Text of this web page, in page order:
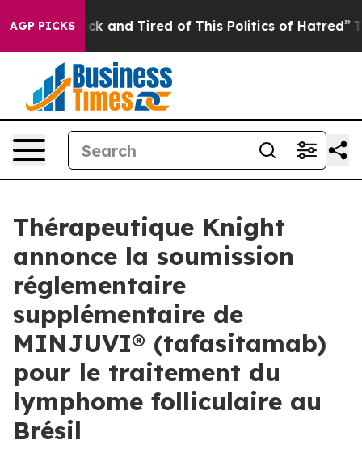
AGP PICKS
Sick and Tired of This Politics of Hatred” The
Thérapeutique Knight
annonce la soumission
réglementaire
supplémentaire de
MINJUVI® (tafasitamab)
pour le traitement du
lymphome folliculaire au
Brésil